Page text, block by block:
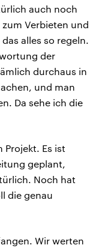
auch noch
Verbieten und
alles so regeln.
der
durchaus in
und man
Da sehe ich die
Projekt. Es ist
geplant,
Noch hat
die genau
Wir werten